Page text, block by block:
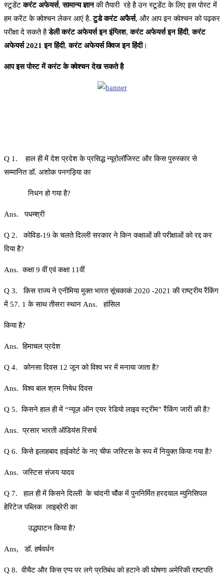
स्टूडेंटकरंट अफेयर्स,सामान्य ज्ञानकी तैयारी रहे है उन स्टूडेंट के लिए इस पोस्ट में
हम करेंट के क्वेश्चन लेकर आएं है.टुडे करंट अफैर्स, और आप इन क्वेश्चन को पढ़कर
परीक्षा दे सकते हैडेली करंट अफेयर्स इन इंग्लिश,करंट अफेयर्स इन हिंदी,करंट
अफेयर्स 2021 इन हिंदी,करंट अफेयर्स क्विज इन हिंदी।
आप इस पोस्ट में करंट के क्वेश्चन देख सकते है
Q 1. हाल ही में देश प्रदेश के प्रसिद्ध न्यूरोलॉजिस्ट और किस पुरुस्कार से
सम्मानित डॉ. अशोक पनगड़िया का
निधन हो गया है?
Ans. पधम्श्री
Q 2. कोविड-19 के चलते दिल्ली सरकार ने किन कक्षाओं की परीक्षाओं को रद्द कर
दिया है?
Ans. कक्षा 9 वीं एवं कक्षा 11वीं
Q 3. किस राज्य ने एनीमिया मुक्त भारत सूंचकाकं 2020 -2021 की राष्ट्रीय रैंकिंग
में 57. 1 के साथ तीसरा स्थान Ans. हांसिल
किया है?
Ans. हिमाचल प्रदेश
Q 4. कोनसा दिवस 12 जून को विश्व भर में मनाया जाता है?
Ans. विश्व बाल श्रम निषेध दिवस
Q 5. किसने हाल ही में “न्यूज़ ऑन एयर रेडियो लाइव स्ट्रीम” रैंकिंग जारी की है?
Ans. प्रसार भारती ऑडियंस रिसर्च
Q 6. किसे इलाहबाद हाईकोर्ट के नए चीफ जस्टिस के रूप में नियुक्त किया गया है?
Ans. जस्टिस संजय यादव
Q 7. हाल ही में किसने दिल्ली के चांदनी चौंक में पुननिर्मित हरदयाल म्युनिसिपल
हेरिटेज पब्लिक लाइब्रेरी का
उद्धघाटन किया है?
Ans, डॉ. हर्षवर्धन
Q 8. वीचैट और किस एप्प पर लगे प्रतिबंध को हटाने की घोषणा अमेरिकी राष्टपति